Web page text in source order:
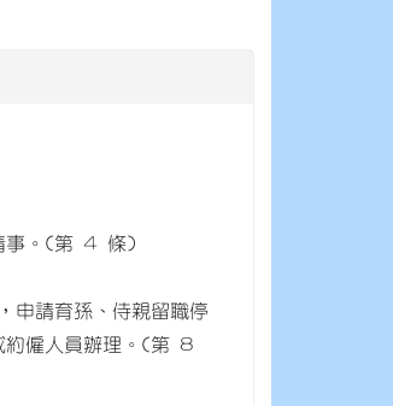
事。(第 4 條)
申請育孫、侍親留職停
約僱人員辦理。(第 8